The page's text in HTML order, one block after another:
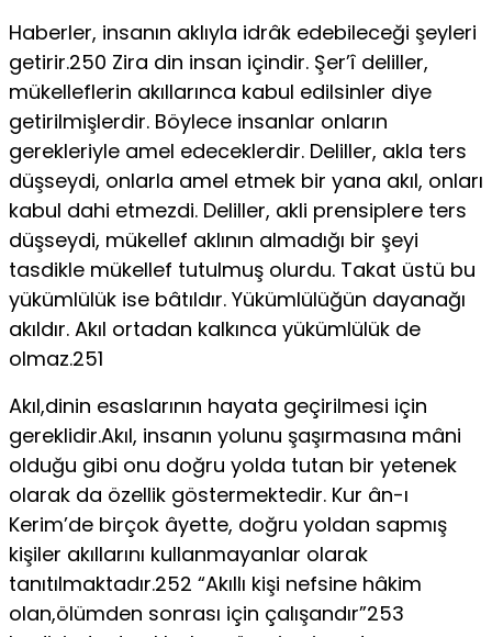
Haberler, insanın aklıyla idrâk edebileceği şeyleri
getirir.250 Zira din insan içindir. Şer’î deliller,
mükelleflerin akıllarınca kabul edilsinler diye
getirilmişlerdir. Böylece insanlar onların
gerekleriyle amel edeceklerdir. Deliller, akla ters
düşseydi, onlarla amel etmek bir yana akıl, onları
kabul dahi etmezdi. Deliller, akli prensiplere ters
düşseydi, mükellef aklının almadığı bir şeyi
tasdikle mükellef tutulmuş olurdu. Takat üstü bu
yükümlülük ise bâtıldır. Yükümlülüğün dayanağı
akıldır. Akıl ortadan kalkınca yükümlülük de
olmaz.251
Akıl,dinin esaslarının hayata geçirilmesi için
gereklidir.Akıl, insanın yolunu şaşırmasına mâni
olduğu gibi onu doğru yolda tutan bir yetenek
olarak da özellik göstermektedir. Kur ân-ı
Kerim’de birçok âyette, doğru yoldan sapmış
kişiler akıllarını kullanmayanlar olarak
tanıtılmaktadır.252 “Akıllı kişi nefsine hâkim
olan,ölümden sonrası için çalışandır”253